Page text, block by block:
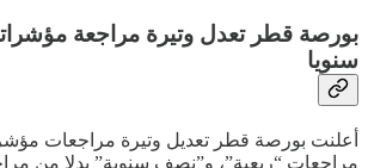
سنويا
أعلنت بورصة قطر تعديل وتيرة مراجعات
مراجعات “ربعية”، و”نصف سنوية” بدلا من